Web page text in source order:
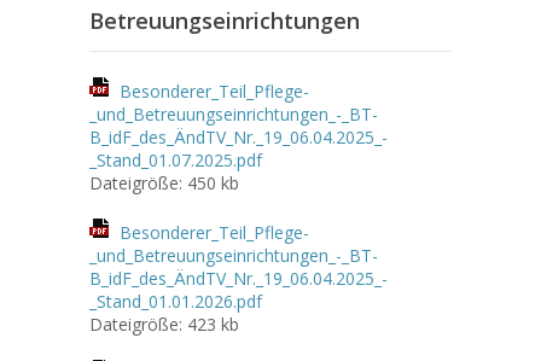
Betreuungseinrichtungen
Besonderer_Teil_Pflege-
_und_Betreuungseinrichtungen_-_BT-
B_idF_des_ÄndTV_Nr._19_06.04.2025_-
_Stand_01.07.2025.pdf
Dateigröße: 450 kb
Besonderer_Teil_Pflege-
_und_Betreuungseinrichtungen_-_BT-
B_idF_des_ÄndTV_Nr._19_06.04.2025_-
_Stand_01.01.2026.pdf
Dateigröße: 423 kb